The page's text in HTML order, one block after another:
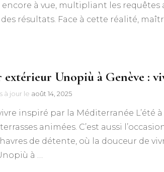
à vue, multipliant les
résultats. Face à cette réalité,
Unopiù à Genève :
à jour le août 14, 2025
inspiré par la Méditerranée L’été
terrasses animées. C’est aussi
de détente, où la douceur de
à …